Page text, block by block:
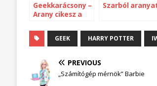
Geekkarácsony –
Arany cikesz a
Szarból
GEEK HARRY POTTER
PREVIOUS
„Számítógép mérnök” Barbie